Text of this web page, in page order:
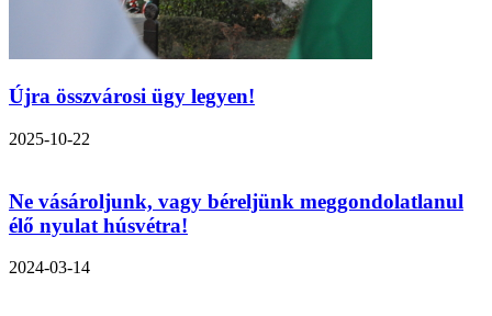
Újra összvárosi ügy legyen!
2025-10-22
Ne vásároljunk, vagy béreljünk meggondolatlanul
élő nyulat húsvétra!
2024-03-14